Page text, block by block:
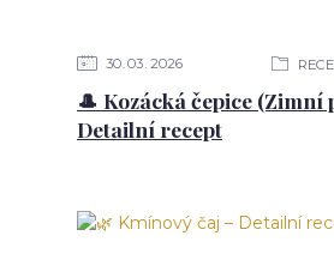
30 03 2026
🎩 Kozácká čepice (Zimní
Detailní recept